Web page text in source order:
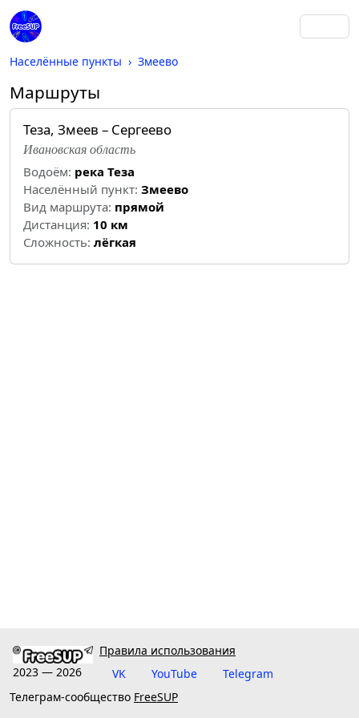
Населённые пункты Змеево
Маршруты
Теза, Змеев – Сергеево
Ивановская область
Водоём: река Теза
Населённый пункт: Змеево
Вид маршрута: прямой
Дистанция: 10 км
Cложность: лёгкая
2023 — 2026
Правила использования
VK
YouTube
Telegram
Телеграм-сообщество FreeSUP